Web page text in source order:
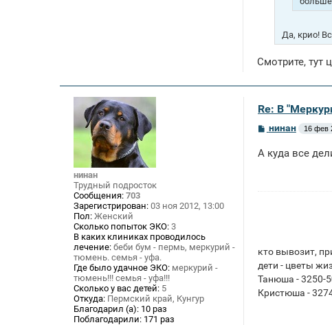
Да, крио!
Смотрите, тут
нинан
Трудный подросток
Сообщения: 703
Зарегистрирован: 03 ноя 2012, 13:00
Пол: Женский
Сколько попыток ЭКО: 3
В каких клиниках проводилось
лечение: беби бум - пермь, меркурий -
тюмень. семья - уфа.
Где было удачное ЭКО: меркурий -
тюмень!!! семья - уфа!!!
Сколько у вас детей: 5
Откуда: Пермский край, Кунгур
Благодарил (а): 10 раз
Поблагодарили: 171 раз
Re: В
С
б
нинан 16 фев
А куда все
кто вывозит,
дети - цветы
Танюша - 3250-
Кристюша -